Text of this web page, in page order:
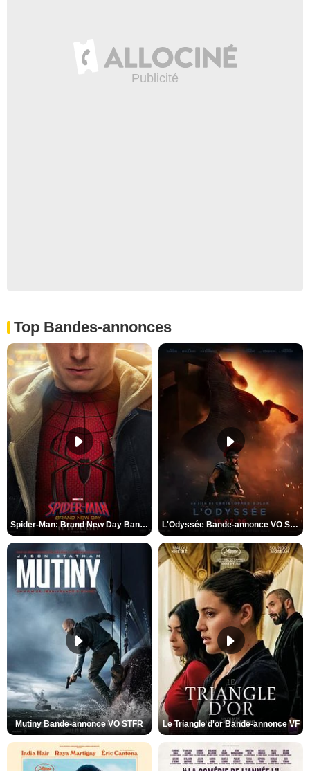
Top Bandes-annonces
Spider-Man: Brand New Day Bande-annonce VO STFR L'Odyssée Bande-annonce VO STFR
Mutiny Bande-annonce VO STFR Le Triangle d'or Bande-annonce VF